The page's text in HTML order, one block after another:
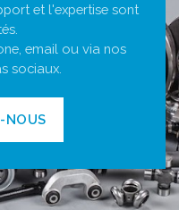
et l'expertise sont
email ou via nos
sociaux.
NOUS